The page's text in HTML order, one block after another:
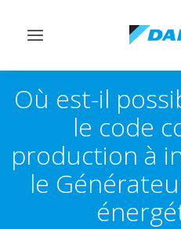
Afficher/masquer
Où est-il
le code
production à
le